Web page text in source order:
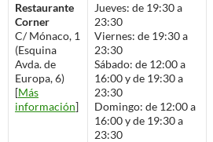
Restaurante
Corner
C/ Mónaco, 1
(Esquina
Avda. de
Europa, 6)
[Más
información]
Jueves: de 19:30 a
23:30
Viernes: de 19:30 a
23:30
Sábado: de 12:00 a
16:00 y de 19:30 a
23:30
Domingo: de 12:00 a
16:00 y de 19:30 a
23:30